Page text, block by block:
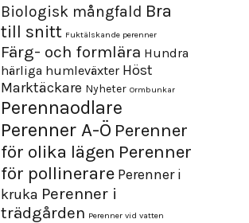
Biologisk mångfald Bra
till snitt Fuktälskande perenner
Färg- och formlära Hundra
härliga humleväxter Höst
Marktäckare Nyheter Ormbunkar
Perennaodlare
Perenner A-Ö Perenner
för olika lägen Perenner
för pollinerare Perenner i
kruka Perenner i
trädgården Perenner vid vatten